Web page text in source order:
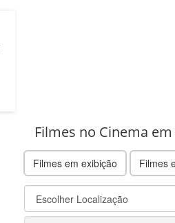
Filmes no Cinema
Filmes em exibição Filmes